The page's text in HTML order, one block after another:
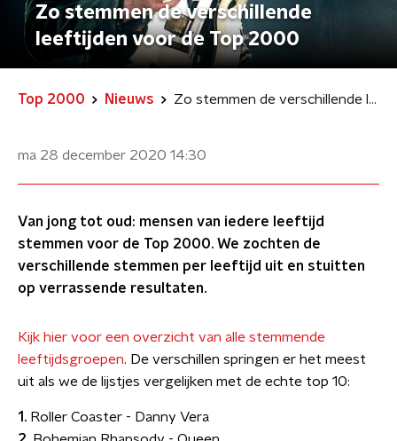
Zo stemmen de verschillende
leeftijden voor de Top 2000
Top 2000 Nieuws Zo stemmen de verschillende leeftijden voor de Top 2000
ma 28 december 2020 14:30
Van jong tot oud: mensen van iedere leeftijd
stemmen voor de Top 2000. We zochten de
verschillende stemmen per leeftijd uit en stuitten
op verrassende resultaten.
Kijk hier voor een overzicht van alle stemmende
leeftijdsgroepen. De verschillen springen er het meest
uit als we de lijstjes vergelijken met de echte top 10:
1. Roller Coaster - Danny Vera